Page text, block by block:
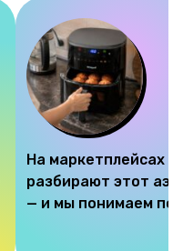
На маркетплейсах
разбирают этот
— и мы понимаем